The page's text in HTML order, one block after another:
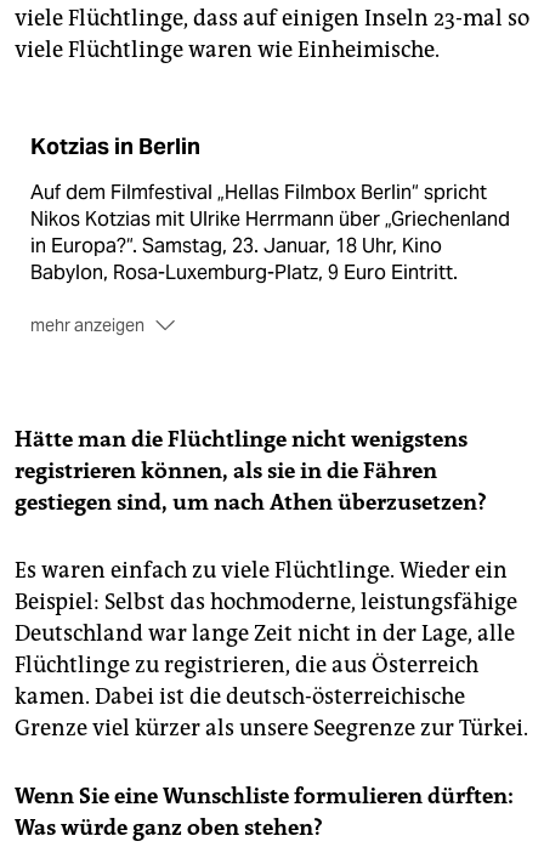
viele Flüchtlinge, dass auf einigen Inseln 23-mal so
viele Flüchtlinge waren wie Einheimische.
Kotzias in Berlin
Auf dem Filmfestival „Hellas Filmbox Berlin“ spricht
Nikos Kotzias mit Ulrike Herrmann über „Griechenland
in Europa?“. Samstag, 23. Januar, 18 Uhr, Kino
Babylon, Rosa-Luxemburg-Platz, 9 Euro Eintritt.
mehr anzeigen
Hätte man die Flüchtlinge nicht wenigstens
registrieren können, als sie in die Fähren
gestiegen sind, um nach Athen überzusetzen?
Es waren einfach zu viele Flüchtlinge. Wieder ein
Beispiel: Selbst das hochmoderne, leistungsfähige
Deutschland war lange Zeit nicht in der Lage, alle
Flüchtlinge zu registrieren, die aus Österreich
kamen. Dabei ist die deutsch-österreichische
Grenze viel kürzer als unsere Seegrenze zur Türkei.
Wenn Sie eine Wunschliste formulieren dürften:
Was würde ganz oben stehen?